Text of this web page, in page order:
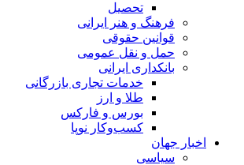
تحصیل
فرهنگ و هنر ایرانی
قوانین حقوقی
حمل و نقل عمومی
بانکداری ایرانی
خدمات تجاری بازرگانی
طلا و ارز
بورس و فارکس
کسب‌وکار نوپا
اخبار جهان
سیاسی